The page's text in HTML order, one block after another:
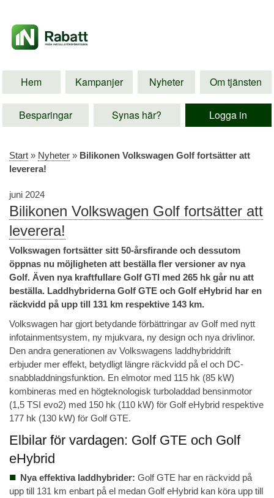
Hem Kampanjer Nyheter Om tjänsten
Besparingar Synas här? Logga in
Start » Nyheter » Bilikonen Volkswagen Golf fortsätter att
leverera!
juni 2024
Bilikonen Volkswagen Golf fortsätter att
leverera!
Volkswagen fortsätter sitt 50-årsfirande och dessutom
öppnas nu möjligheten att beställa fler versioner av nya
Golf. Även nya kraftfullare Golf GTI med 265 hk går nu att
beställa. Laddhybriderna Golf GTE och Golf eHybrid har en
räckvidd på upp till 131 km respektive 143 km.
Volkswagen har gjort betydande förbättringar av Golf med nytt
infotainmentsystem, ny mjukvara, ny design och nya drivlinor.
Den andra generationen av Volkswagens laddhybriddrift
erbjuder mer effekt, betydligt längre räckvidd på el och DC-
snabbladdningsfunktion. En elmotor med 115 hk (85 kW)
kombineras med en högteknologisk turboladdad bensinmotor
(1,5 TSI evo2) med 150 hk (110 kW) för Golf eHybrid respektive
177 hk (130 kW) för Golf GTE.
Elbilar för vardagen: Golf GTE och Golf
eHybrid
Nya effektiva laddhybrider: Golf GTE har en räckvidd på
upp till 131 km enbart på el medan Golf eHybrid kan köra upp till